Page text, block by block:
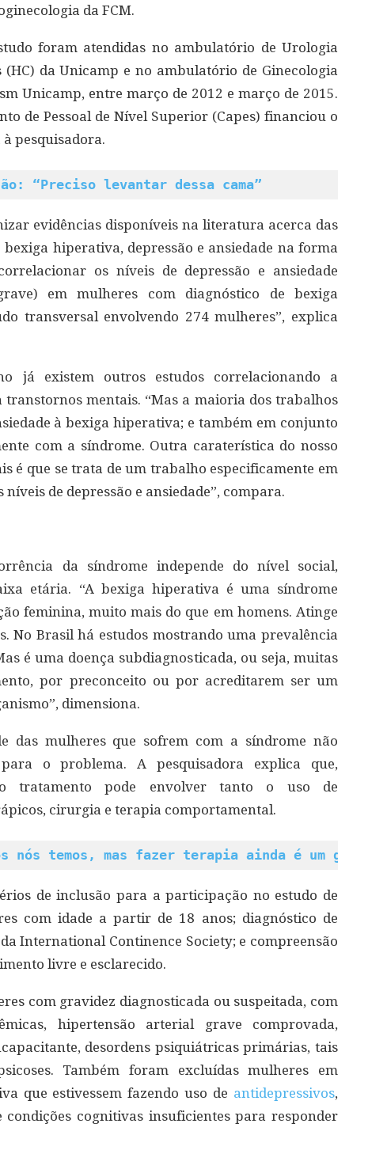
da FCM.
foram atendidas no ambulatório de Urologia
da Unicamp e no ambulatório de Ginecologia
Unicamp, entre março de 2012 e março de 2015.
de Pessoal de Nível Superior (Capes) financiou o
à pesquisadora.
“Preciso levantar dessa cama”
evidências disponíveis na literatura acerca das
hiperativa, depressão e ansiedade na forma
os níveis de depressão e ansiedade
em mulheres com diagnóstico de bexiga
transversal envolvendo 274 mulheres”, explica
já existem outros estudos correlacionando a
mentais. “Mas a maioria dos trabalhos
à bexiga hiperativa; e também em conjunto
com a síndrome. Outra caraterística do nosso
é que se trata de um trabalho especificamente em
de depressão e ansiedade”, compara.
da síndrome independe do nível social,
etária. “A bexiga hiperativa é uma síndrome
feminina, muito mais do que em homens. Atinge
No Brasil há estudos mostrando uma prevalência
é uma doença subdiagnosticada, ou seja, muitas
por preconceito ou por acreditarem ser um
dimensiona.
das mulheres que sofrem com a síndrome não
o problema. A pesquisadora explica que,
o tratamento pode envolver tanto o uso de
cirurgia e terapia comportamental.
nós temos, mas fazer terapia ainda é um grande
de inclusão para a participação no estudo de
com idade a partir de 18 anos; diagnóstico de
International Continence Society; e compreensão
livre e esclarecido.
com gravidez diagnosticada ou suspeitada, com
hipertensão arterial grave comprovada,
desordens psiquiátricas primárias, tais
Também foram excluídas mulheres em
que estivessem fazendo uso de antidepressivos,
cognitivas insuficientes para responder